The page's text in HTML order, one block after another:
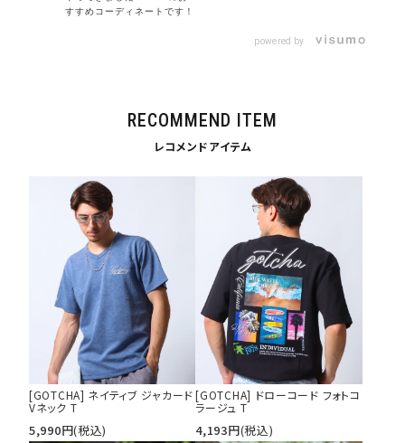
30inc
32inc
KIDS
カラー
tune 絞り込んで検索する
すすめコーディネートです！
powered by
RECOMMEND ITEM
レコメンドアイテム
[GOTCHA] ネイティブ ジャカード
Vネック T
5,990円(税込)
[GOTCHA] ドローコード フォトコ
ラージュ T
4,193円(税込)